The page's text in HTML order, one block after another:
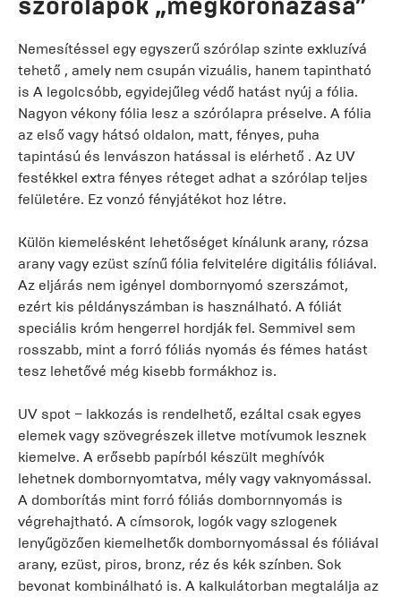
Nemesítéssel egy egyszerű szórólap szinte exkluzívá
tehető , amely nem csupán vizuális, hanem tapintható
is A legolcsóbb, egyidejűleg védő hatást nyúj a fólia.
Nagyon vékony fólia lesz a szórólapra préselve. A fólia
az első vagy hátsó oldalon, matt, fényes, puha
tapintású és lenvászon hatással is elérhető . Az UV
festékkel extra fényes réteget adhat a szórólap teljes
felületére. Ez vonzó fényjátékot hoz létre.
Külön kiemelésként lehetőséget kínálunk arany, rózsa
arany vagy ezüst színű fólia felvitelére digitális fóliával.
Az eljárás nem igényel dombornyomó szerszámot,
ezért kis példányszámban is használható. A fóliát
speciális króm hengerrel hordják fel. Semmivel sem
rosszabb, mint a forró fóliás nyomás és fémes hatást
tesz lehetővé még kisebb formákhoz is.
UV spot – lakkozás is rendelhető, ezáltal csak egyes
elemek vagy szövegrészek illetve motívumok lesznek
kiemelve. A erősebb papírból készült meghívók
lehetnek dombornyomtatva, mély vagy vaknyomással.
A domborítás mint forró fóliás dombornnyomás is
végrehajtható. A címsorok, logók vagy szlogenek
lenyűgözően kiemelhetők dombornyomással és fóliával
arany, ezüst, piros, bronz, réz és kék színben. Sok
bevonat kombinálható is. A kalkulátorban megtalálja az